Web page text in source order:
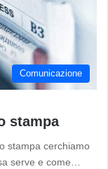
Comunicazione
stampa
stampa cerchiamo
serve e come…